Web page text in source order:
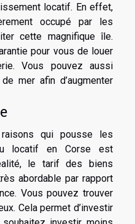
locatif. En effet,
occupé par les
cette magnifique île.
pour vous de louer
Vous pouvez aussi
mer afin d’augmenter
qui pousse les
locatif en Corse est
le tarif des biens
abordable par rapport
Vous pouvez trouver
Cela permet d’investir